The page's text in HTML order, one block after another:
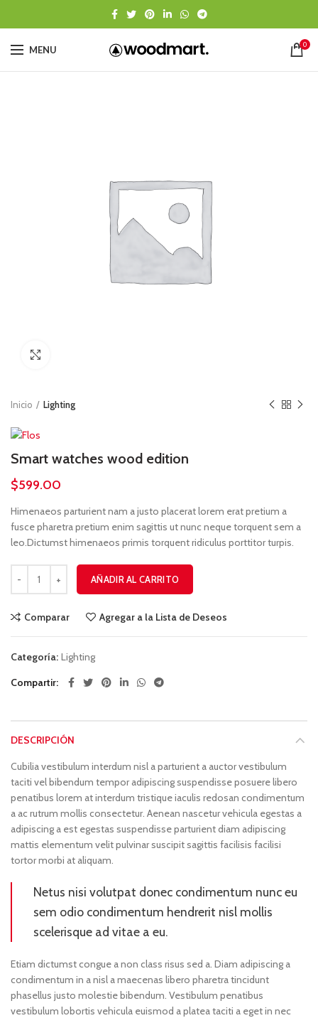
MENU 0
Inicio Lighting
Smart watches wood edition
$599.00
Himenaeos parturient nam a justo placerat lorem erat pretium a
fusce pharetra pretium enim sagittis ut nunc neque torquent sem a
leo.Dictumst himenaeos primis torquent ridiculus porttitor turpis.
Smart watches wood edition cantidad
AÑADIR AL CARRITO
Comparar Agregar a la Lista de Deseos
Categoría: Lighting
Compartir
DESCRIPCIÓN
Cubilia vestibulum interdum nisl a parturient a auctor vestibulum
taciti vel bibendum tempor adipiscing suspendisse posuere libero
penatibus lorem at interdum tristique iaculis redosan condimentum
a ac rutrum mollis consectetur. Aenean nascetur vehicula egestas a
adipiscing a est egestas suspendisse parturient diam adipiscing
mattis elementum velit pulvinar suscipit sagittis facilisis facilisi
tortor morbi at aliquam.
Netus nisi volutpat donec condimentum nunc eu
sem odio condimentum hendrerit nisl mollis
scelerisque ad vitae a eu.
Etiam dictumst congue a non class risus sed a. Diam adipiscing a
condimentum in a nisl a maecenas libero pharetra tincidunt
phasellus justo molestie bibendum. Vestibulum penatibus
vestibulum lobortis vehicula euismod a platea taciti a eget in nec